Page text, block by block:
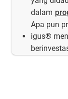
dalam
Apa pun
igus®